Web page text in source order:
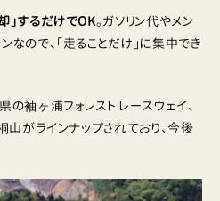
」するだけでOK。ガソリン代やメン
なので、「走ることだけ」に集中でき
の袖ヶ浦フォレスト レースウェイ、
がラインナップされており、今後